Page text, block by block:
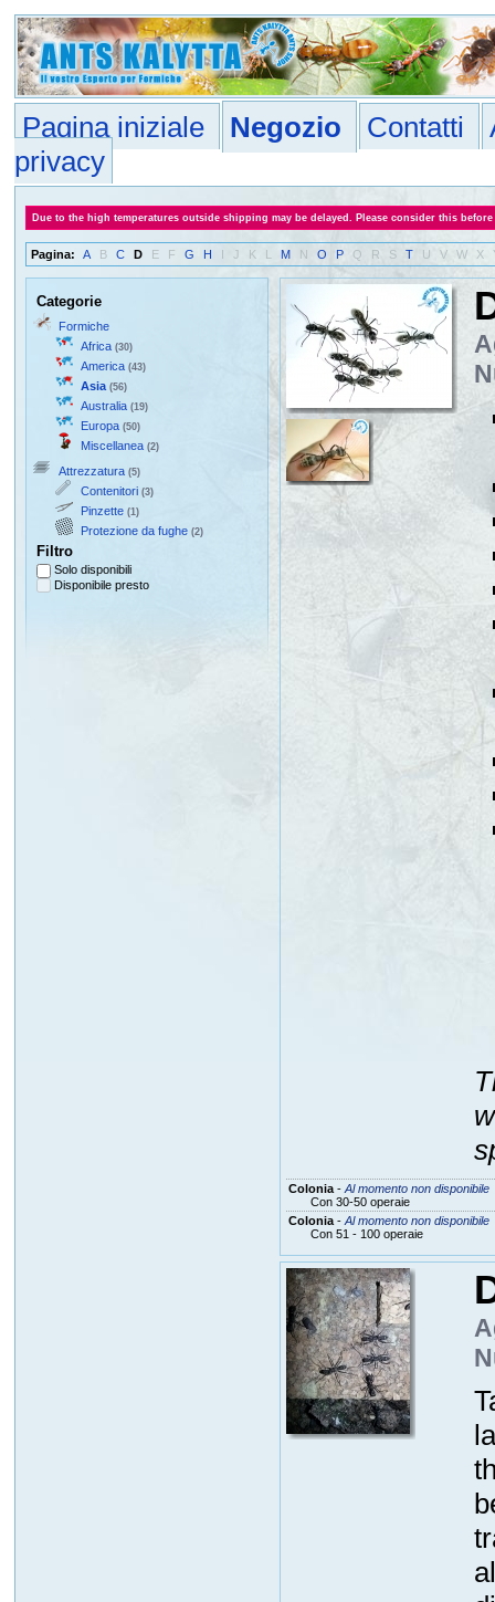
Pagina iniziale Negozio Contatti
privacy
Due to the high temperatures outside shipping may be delayed. Please consider this
Pagina: A B C D E F G H I J K L M N O P Q R S T U V W X
Categorie
Formiche
Africa (30)
America (43)
Asia (56)
Australia (19)
Europa (50)
Miscellanea (2)
Attrezzatura (5)
Contenitori (3)
Pinzette (1)
Protezione da fughe (2)
Filtro
Solo disponibili
Disponibile presto
Colonia- Al momento non disponibile
Con 30-50 operaie
Colonia- Al momento non disponibile
Con 51 - 100 operaie